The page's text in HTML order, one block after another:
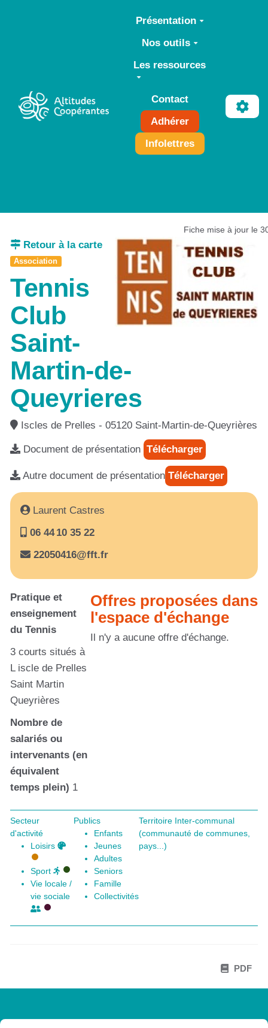
Aller au contenu principal
Présentation
Nos outils
Les ressources
Contact
Adhérer
Infolettres
Fiche mise à jour le
Retour à la carte
Association
Tennis
Club
Saint-
Martin-de-
Queyrieres
Iscles de Prelles - 05120 Saint-Martin-de-Queyrières
Document de présentation Télécharger
Autre document de présentation Télécharger
Laurent Castres
06 44 10 35 22
22050416@fft.fr
Pratique et
enseignement
du Tennis
3 courts situés à
L iscle de Prelles
Saint Martin
Queyrières
Nombre de
salariés ou
intervenants (en
équivalent
temps plein) 1
Offres proposées dans
l'espace d'échange
Il n'y a aucune offre d'échange.
Secteur
d'activité
Loisirs
Sport
Vie locale /
vie sociale
Publics
Enfants
Jeunes
Adultes
Seniors
Famille
Collectivités
Territoire Inter-communal
(communauté de communes,
pays...)
PDF